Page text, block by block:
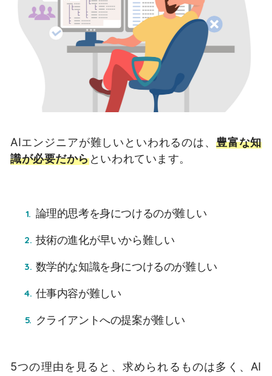
AIエンジニアが難しいといわれるのは、 豊富な知
識が必要だからといわれています。
論理的思考を身につけるのが難しい
技術の進化が早いから難しい
数学的な知識を身につけるのが難しい
仕事内容が難しい
クライアントへの提案が難しい
5つの理由を見ると、求められるものは多く、AI